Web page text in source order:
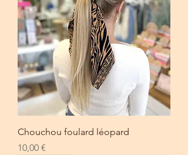
Chouchou foulard léopard
Prix
10,00 €